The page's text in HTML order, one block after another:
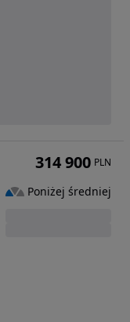
314 900 PLN
Poniżej średniej